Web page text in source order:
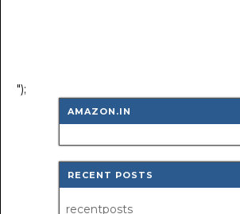
");
AMAZON.IN
RECENT POSTS
recentposts